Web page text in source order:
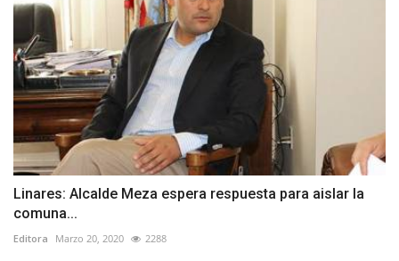
Linares: Alcalde Meza espera respuesta para aislar la
comuna...
Editora Marzo 20, 2020 2288